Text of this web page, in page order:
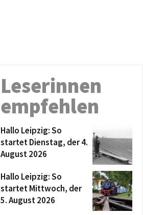
Leserinnen
empfehlen
Hallo Leipzig: So
startet Dienstag, der 4.
August 2026
Hallo Leipzig: So
startet Mittwoch, der
5. August 2026